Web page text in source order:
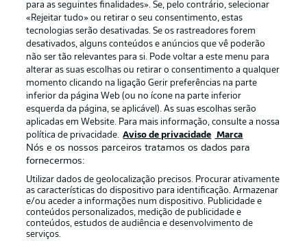
Publicidade Avisos legais
Gerir preferências Aviso de privacidade
Trabalhe conosco
Marca Contato
Jogadores
para as seguintes finalidades». Se, pelo contrário, selecionar
«Rejeitar tudo» ou retirar o seu consentimento, estas
tecnologias serão desativadas. Se os rastreadores forem
desativados, alguns conteúdos e anúncios que vê poderão
não ser tão relevantes para si. Pode voltar a este menu para
alterar as suas escolhas ou retirar o consentimento a qualquer
momento clicando na ligação Gerir preferências na parte
inferior da página Web (ou no ícone na parte inferior
esquerda da página, se aplicável). As suas escolhas serão
aplicadas em Website. Para mais informação, consulte a nossa
política de privacidade. Aviso de privacidade Marca
Nós e os nossos parceiros tratamos os dados para
fornecermos:
Utilizar dados de geolocalização precisos. Procurar ativamente
as características do dispositivo para identificação. Armazenar
e/ou aceder a informações num dispositivo. Publicidade e
conteúdos personalizados, medição de publicidade e
conteúdos, estudos de audiência e desenvolvimento de
serviços.